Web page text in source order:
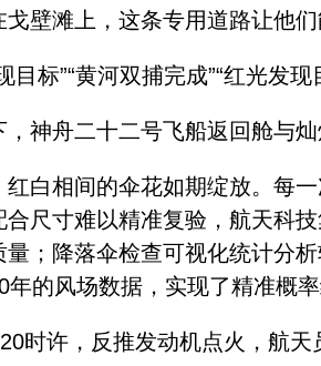
戈壁滩上，这条专用道路让他
标”“黄河双捕完成”“红光发
舟二十二号飞船返回舱与灿
相间的伞花如期绽放。每一
合尺寸难以精准复验，航天科
量；降落伞检查可视化统计分
年的风场数据，实现了精准概
许，反推发动机点火，航天